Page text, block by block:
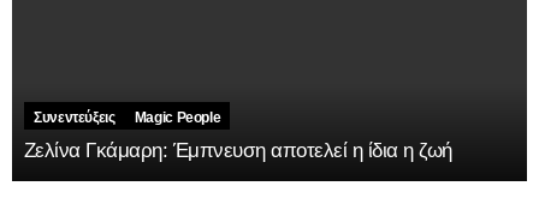
Συνεντεύξεις Magic People
Ζελίνα Γκάμαρη: Έμπνευση αποτελεί η ίδια η ζωή